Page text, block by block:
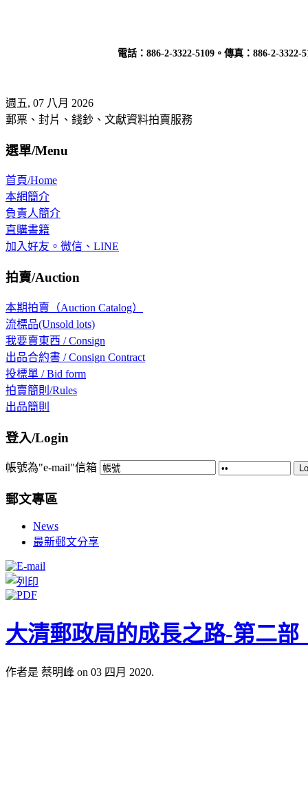
電話： 886-2-3322-5109。傳真： 886-2-3322-
週五, 07 八月 2026
郵票、封片、錢鈔、文獻資料拍賣服務
選單/Menu
首頁/Home
本網簡介
負責人簡介
直購書籍
加入好友。微信、LINE
拍賣/Auction
本期拍賣（Auction Catalog）
流標品(Unsold lots)
我要賣東西 / Consign
出品合約書 / Consign Contract
投標單 / Bid form
拍賣簡則/Rules
出品簡則
登入/Login
帳號為"e-mail"信箱
郵文專區
News
最新郵文分享
大清郵政局的成長之路-第二部
作者是 蔡明峰 on 03 四月 2020.